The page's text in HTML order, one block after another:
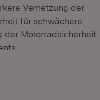
Vernetzung der
für schwächere
der Motorradsicherheit